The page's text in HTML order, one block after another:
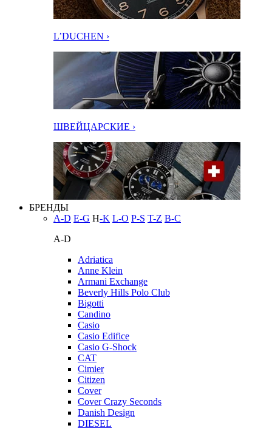
L’DUCHEN ›
ШВЕЙЦАРСКИЕ ›
БРЕНДЫ
A-D E-G H-K L-O P-S T-Z В-С
A-D
Adriatica
Anne Klein
Armani Exchange
Beverly Hills Polo Club
Bigotti
Candino
Casio
Casio Edifice
Casio G-Shock
CAT
Cimier
Citizen
Cover
Cover Crazy Seconds
Danish Design
DIESEL